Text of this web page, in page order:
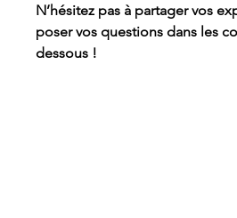
N’hésitez pas à partager vos
poser vos questions dans les
dessous !